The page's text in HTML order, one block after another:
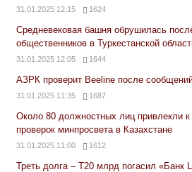
31.01.2025 12:15 1624
Средневековая башня обрушилась
общественников в Туркестанской
31.01.2025 12:05 1644
АЗРК проверит Beeline после
31.01.2025 11:35 1687
Около 80 должностных лиц привлекли к
проверок минпросвета в Казахстане
31.01.2025 11:00 1612
Треть долга – Т20 млрд погасил «Банк